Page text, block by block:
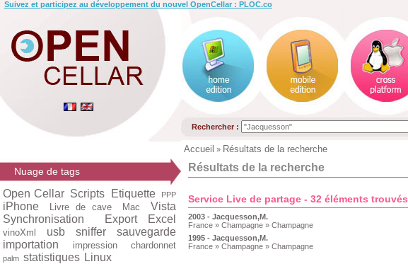
Suivez et participez au développement du nouvel OpenCellar : PLOC.co
Rechercher :
Accueil » Résultats de la recherche
Nuage de tags
Open Cellar Scripts Etiquette PPP
iPhone Livre de cave Mac
Vista
Synchronisation
Export Excel
vinoXml usb sniffer
sauvegarde
importation
impression chardonnet
palm statistiques Linux
Résultats de la recherche
Service Live de partage - 32 éléments trouvés
2003 - Jacquesson,M.
France » Champagne » Champagne
1995 - Jacquesson,M.
France » Champagne » Champagne